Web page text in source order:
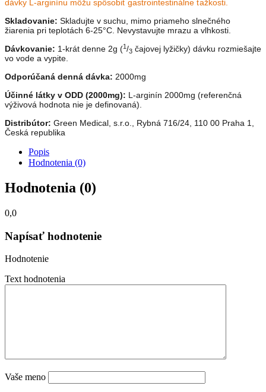
dávky L-arginínu môžu spôsobiť gastrointestinálne ťažkosti.
Skladovanie: Skladujte v suchu, mimo priameho slnečného
žiarenia pri teplotách 6-25°C. Nevystavujte mrazu a vlhkosti.
Dávkovanie: 1-krát denne 2g (1/3 čajovej lyžičky) dávku rozmiešajte
vo vode a vypite.
Odporúčaná denná dávka: 2000mg
Účinné látky v ODD (2000mg): L-arginín 2000mg (referenčná
výživová hodnota nie je definovaná).
Distribútor: Green Medical, s.r.o., Rybná 716/24, 110 00 Praha 1,
Česká republika
Popis
Hodnotenia (0)
Hodnotenia (0)
0,0
Napísať hodnotenie
Hodnotenie
Text hodnotenia
Vaše meno